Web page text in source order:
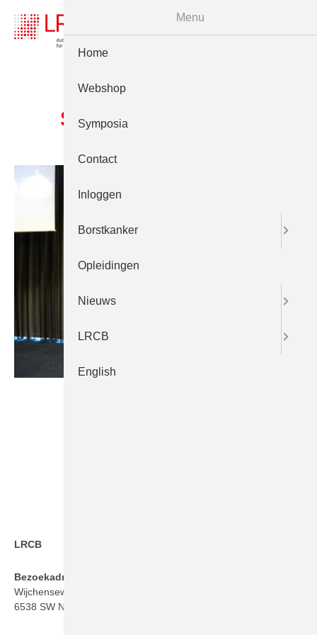
Screening 2012 – 3
LRCB
Bezoekadres
Wijchenseweg 101
6538 SW Nijmegen
Menu
Home
Webshop
Symposia
Contact
Inloggen
Borstkanker
Opleidingen
Nieuws
LRCB
English